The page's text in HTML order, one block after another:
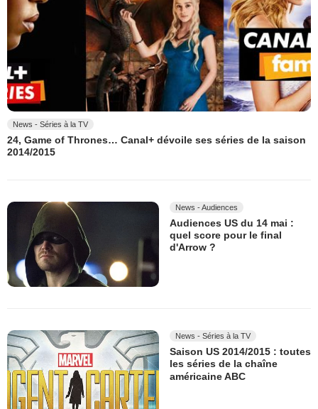
News - Séries à la TV
24, Game of Thrones… Canal+ dévoile ses séries de la saison
2014/2015
News - Audiences
Audiences US du 14 mai :
quel score pour le final
d'Arrow ?
News - Séries à la TV
Saison US 2014/2015 : toutes
les séries de la chaîne
américaine ABC